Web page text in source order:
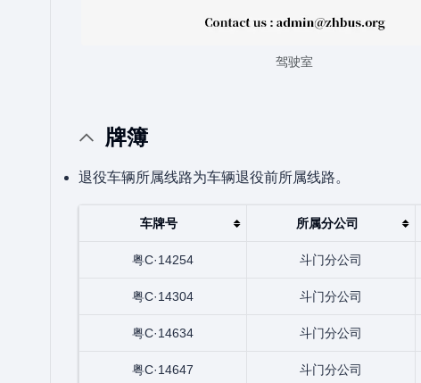
驾驶室
牌簿
退役车辆所属线路为车辆退役前所属线路。
车牌号 所属分公司
粤C·14254 斗门分公司
粤C·14304 斗门分公司
粤C·14634 斗门分公司
粤C·14647 斗门分公司